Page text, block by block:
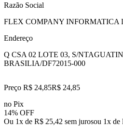
Razão Social
FLEX COMPANY INFORMATICA
Endereço
Q CSA 02 LOTE 03, S/N
BRASILIA/DF72015-000
Preço R$ 24,85R$ 24,85
no Pix
14% OFF
Ou 1x de R$ 25,42 sem jurosou 1x de